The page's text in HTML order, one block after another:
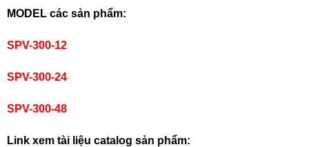
MODEL các sản phẩm:
SPV-300-12
SPV-300-24
SPV-300-48
Link xem tài liệu catalog sản phẩm: